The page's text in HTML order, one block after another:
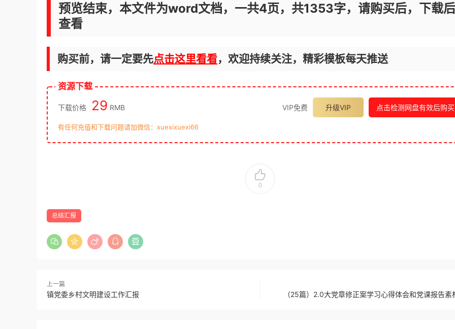
预览结束，本文件为word文档，一共4页，共1353字，请购买后，下载后
查看
购买前，请一定要先点击这里看看，欢迎持续关注，精彩模板每天推送
资源下载
下载价格 29 RMB VIP免费 升级VIP 点击检测网盘有效后购买
有任何充值和下载问题请加微信：xuexixuexi66
0
总结汇报
上一篇
镇党委乡村文明建设工作汇报 （25篇）2.0大党章修正案学习心得体会和党课报告素